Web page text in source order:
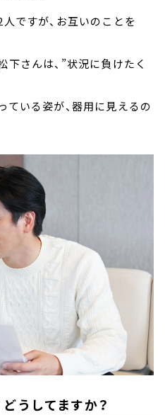
ですが、お互いのことを
さんは、”状況に負けたく
いる姿が、器用に見えるの
うしてますか？